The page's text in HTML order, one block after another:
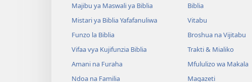
Majibu ya Maswali ya Biblia
Mistari ya Biblia Yafafanuliwa
Funzo la Biblia
Vifaa vya Kujifunzia Biblia
Amani na Furaha
Ndoa na Familia
Biblia
Vitabu
Broshua na Vijitabu
Trakti & Mialiko
Mfululizo wa Makala
Magazeti